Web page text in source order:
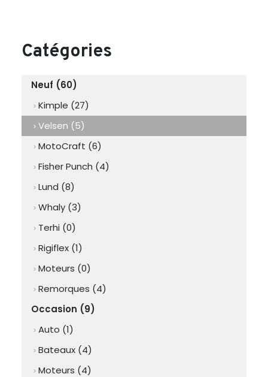
Catégories
Neuf (60)
chevron_right Kimple (27)
chevron_right Velsen (5)
chevron_right MotoCraft (6)
chevron_right Fisher Punch (4)
chevron_right Lund (8)
chevron_right Whaly (3)
chevron_right Terhi (0)
chevron_right Rigiflex (1)
chevron_right Moteurs (0)
chevron_right Remorques (4)
Occasion (9)
chevron_right Auto (1)
chevron_right Bateaux (4)
chevron_right Moteurs (4)